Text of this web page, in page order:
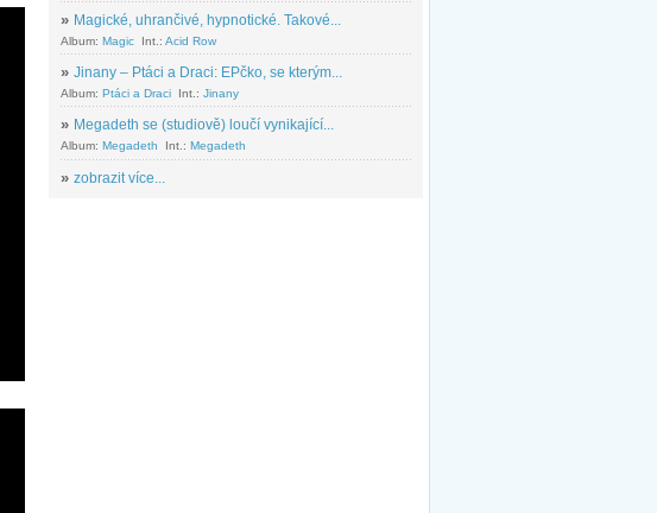
» Magické, uhrančivé, hypnotické. Takové...
Album: Magic Int.: Acid Row
» Jinany – Ptáci a Draci: EPčko, se kterým...
Album: Ptáci a Draci Int.: Jinany
» Megadeth se (studiově) loučí vynikající...
Album: Megadeth Int.: Megadeth
» zobrazit více...